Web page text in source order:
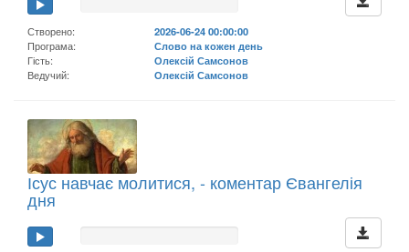
Створено:
2026-06-24 00:00:00
Програма:
Слово на кожен день
Гість:
Олексій Самсонов
Ведучий:
Олексій Самсонов
Ісус навчає молитися, - коментар Євангелія
дня